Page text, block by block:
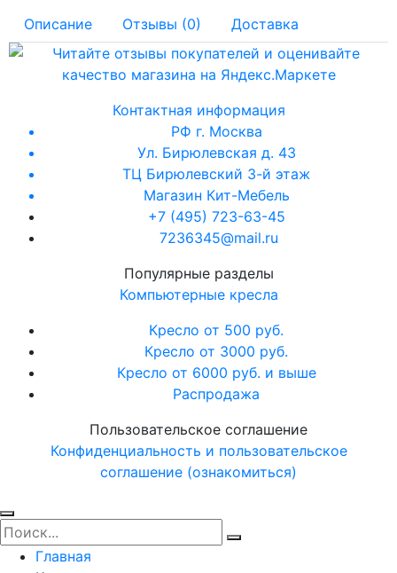
Описание Отзывы (0) Доставка
Контактная информация
РФ г. Москва
Ул. Бирюлевская д. 43
ТЦ Бирюлевский 3-й этаж
Магазин Кит-Мебель
+7 (495) 723-63-45
7236345@mail.ru
Популярные разделы
Компьютерные кресла
Кресло от 500 руб.
Кресло от 3000 руб.
Кресло от 6000 руб. и выше
Распродажа
Пользовательское соглашение
Конфиденциальность и пользовательское
соглашение (ознакомиться)
Главная